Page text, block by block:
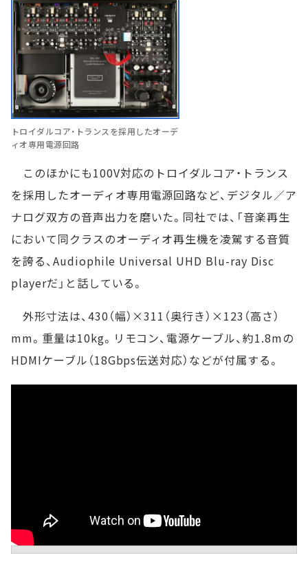
トロイダルコア・トランスを採用したオーデ
ィオ専用電源回路
このほかにも100V対応のトロイダルコア・トランス
を採用したオーディオ専用電源回路など、デジタル／ア
ナログ双方の音声出力を磨いた。同社では、「音楽再生
において同クラスのオーディオ再生機を凌駕する音質
を誇る、Audiophile Universal UHD Blu-ray Disc
playerだ」と話している。
外形寸法は、430（幅）×311（奥行き）×123（高さ）
mm。重量は10kg。リモコン、電源ケーブル、約1.8mの
HDMIケーブル（18Gbps伝送対応）などが付属する。